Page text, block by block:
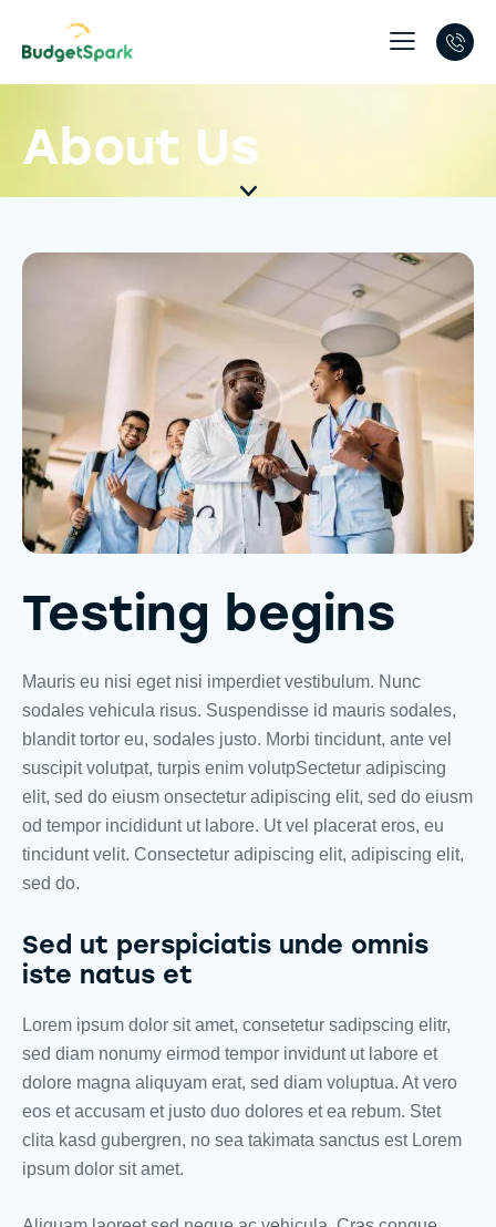
About Us
Testing begins
Mauris eu nisi eget nisi imperdiet vestibulum. Nunc
sodales vehicula risus. Suspendisse id mauris sodales,
blandit tortor eu, sodales justo. Morbi tincidunt, ante vel
suscipit volutpat, turpis enim volutpSectetur adipiscing
elit, sed do eiusm onsectetur adipiscing elit, sed do eiusm
od tempor incididunt ut labore. Ut vel placerat eros, eu
tincidunt velit. Consectetur adipiscing elit, adipiscing elit,
sed do.
Sed ut perspiciatis unde omnis
iste natus et
Lorem ipsum dolor sit amet, consetetur sadipscing elitr,
sed diam nonumy eirmod tempor invidunt ut labore et
dolore magna aliquyam erat, sed diam voluptua. At vero
eos et accusam et justo duo dolores et ea rebum. Stet
clita kasd gubergren, no sea takimata sanctus est Lorem
ipsum dolor sit amet.